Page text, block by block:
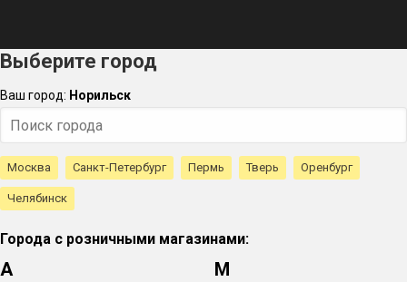
Выберите город
Ваш город: Норильск
Москва Санкт-Петербург Пермь Тверь Оренбург
Челябинск
Города с розничными магазинами:
А М